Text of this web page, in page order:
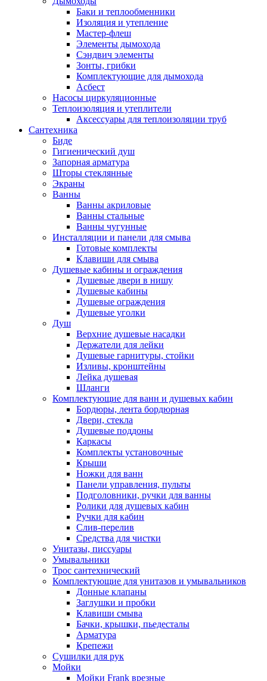
Баки и теплообменники
Изоляция и утепление
Мастер-флеш
Элементы дымохода
Сэндвич элементы
Зонты, грибки
Комплектующие для дымохода
Асбест
Насосы циркуляционные
Теплоизоляция и утеплители
Аксессуары для теплоизоляции труб
Сантехника
Биде
Гигиенический душ
Запорная арматура
Шторы стеклянные
Экраны
Ванны
Ванны акриловые
Ванны стальные
Ванны чугунные
Инсталляции и панели для смыва
Готовые комплекты
Клавиши для смыва
Душевые кабины и ограждения
Душевые двери в нишу
Душевые кабины
Душевые ограждения
Душевые уголки
Душ
Верхние душевые насадки
Держатели для лейки
Душевые гарнитуры, стойки
Изливы, кронштейны
Лейка душевая
Шланги
Комплектующие для ванн и душевых кабин
Бордюры, лента бордюрная
Двери, стекла
Душевые поддоны
Каркасы
Комплекты установочные
Крыши
Ножки для ванн
Панели управления, пульты
Подголовники, ручки для ванны
Ролики для душевых кабин
Ручки для кабин
Слив-перелив
Средства для чистки
Унитазы, писсуары
Умывальники
Трос сантехнический
Комплектующие для унитазов и умывальников
Донные клапаны
Заглушки и пробки
Клавиши смыва
Бачки, крышки, пьедесталы
Арматура
Крепежи
Сушилки для рук
Мойки
Мойки Frank врезные